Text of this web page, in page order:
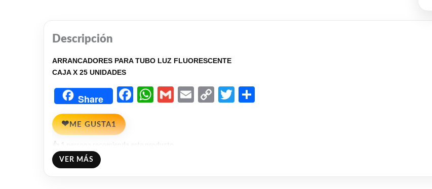
Descripción
ARRANCADORES PARA TUBO LUZ FLUORESCENTE
CAJA X 25 UNIDADES
Share Facebook
WhatsApp
GmailEmailCopyTwitter
❤ME GUSTA1
VER MÁS